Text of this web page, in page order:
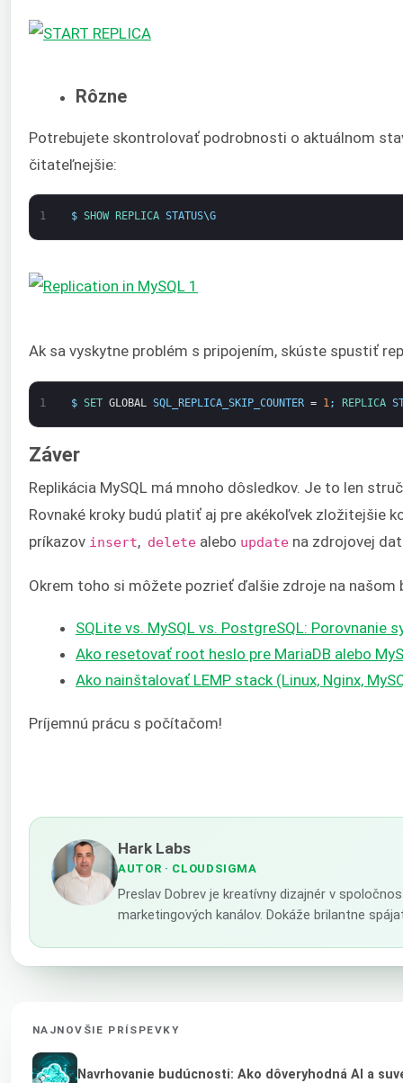
Rôzne
Potrebujete skontrolovať podrobnosti o aktuálnom
čitateľnejšie:
1 $ SHOW REPLICA STATUS\G
Ak sa vyskytne problém s pripojením, skúste spustiť
1 $ SET GLOBAL SQL_REPLICA_SKIP_COUNTER = 1; REPLICA
Záver
Replikácia MySQL má mnoho dôsledkov. Je to len
Rovnaké kroky budú platiť aj pre akékoľvek zložitejšie
príkazov insert, delete alebo update na zdrojovej
Okrem toho si môžete pozrieť ďalšie zdroje na
SQLite vs. MySQL vs. PostgreSQL: Porovnanie
Ako resetovať root heslo pre MariaDB alebo
Ako nainštalovať LEMP stack (Linux, Nginx,
Príjemnú prácu s počítačom!
Hark Labs
AUTOR · CLOUDSIGMA
Preslav Dobrev je kreatívny dizajnér v
marketingových kanálov. Dokáže brilantne
NAJNOVŠIE PRÍSPEVKY
Navrhovanie budúcnosti: Ako dôveryhodná AI a